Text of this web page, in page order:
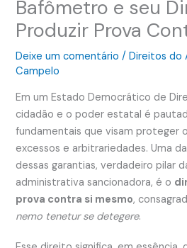
Bafômetro e seu
Produzir Prova
Deixe um comentário /Direitos do
Campelo
Em um Estado Democrático de
cidadão e o poder estatal é
fundamentais que visam proteger
excessos e arbitrariedades. Uma
dessas garantias, verdadeiro pilar
administrativa sancionadora, é o
prova contra si mesmo,
nemo tenetur se detegere.